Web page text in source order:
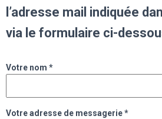
l’adresse mail indiquée
via le formulaire ci-
Votre nom *
Votre adresse de messagerie *